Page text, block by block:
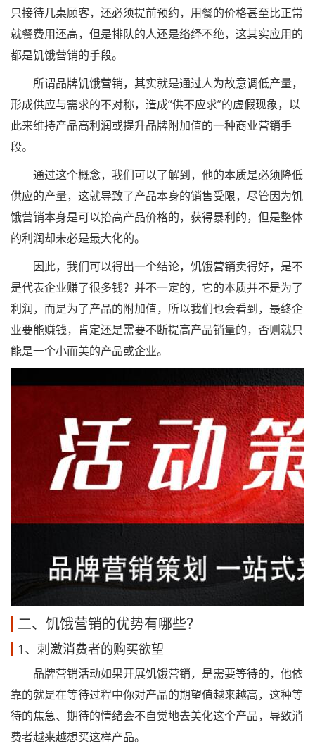
只接待几桌顾客，还必须提前预约，用餐的价格甚至比正常
就餐费用还高，但是排队的人还是络绎不绝，这其实应用的
都是饥饿营销的手段。
所谓品牌饥饿营销，其实就是通过人为故意调低产量，
形成供应与需求的不对称，造成“供不应求”的虚假现象，以
此来维持产品高利润或提升品牌附加值的一种商业营销手
段。
通过这个概念，我们可以了解到，他的本质是必须降低
供应的产量，这就导致了产品本身的销售受限，尽管因为饥
饿营销本身是可以抬高产品价格的，获得暴利的，但是整体
的利润却未必是最大化的。
因此，我们可以得出一个结论，饥饿营销卖得好，是不
是代表企业赚了很多钱？并不一定的，它的本质并不是为了
利润，而是为了产品的附加值，所以我们也会看到，最终企
业要能赚钱，肯定还是需要不断提高产品销量的，否则就只
能是一个小而美的产品或企业。
二、饥饿营销的优势有哪些？
1、刺激消费者的购买欲望
品牌营销活动如果开展饥饿营销，是需要等待的，他依
靠的就是在等待过程中你对产品的期望值越来越高，这种等
待的焦急、期待的情绪会不自觉地去美化这个产品，导致消
费者越来越想买这样产品。